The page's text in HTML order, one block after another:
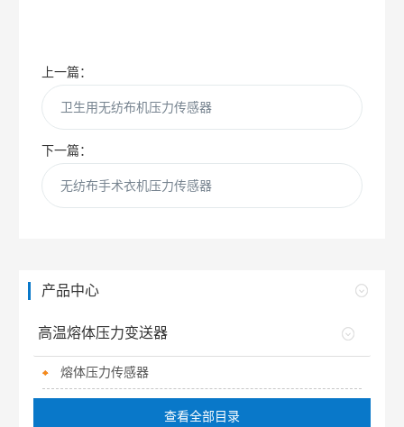
上一篇：
卫生用无纺布机压力传感器
下一篇：
无纺布手术衣机压力传感器
产品中心
高温熔体压力变送器
熔体压力传感器
查看全部目录